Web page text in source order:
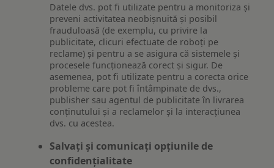
Datele dvs. pot fi utilizate pentru a monitoriza și
preveni activitatea neobișnuită și posibil
frauduloasă (de exemplu, cu privire la
publicitate, clicuri efectuate de roboți pe
reclame) și pentru a se asigura că sistemele și
procesele funcționează corect și sigur. De
asemenea, pot fi utilizate pentru a corecta orice
probleme care pot fi întâmpinate de dvs.,
publisher sau agentul de publicitate în livrarea
conținutului și a reclamelor și la interacțiunea
dvs. cu acestea.
Salvați și comunicați opțiunile de
confidențialitate